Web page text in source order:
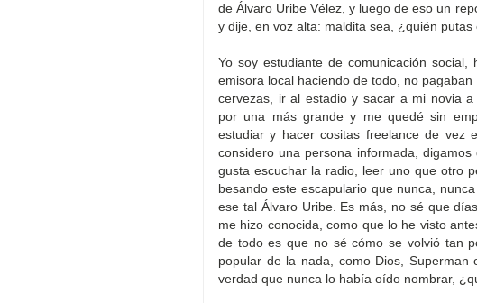
de Álvaro Uribe Vélez, y luego de eso un
y dije, en voz alta: maldita sea, ¿quién putas
Yo soy estudiante de comunicación
emisora local haciendo de todo, no
cervezas, ir al estadio y sacar a mi novia
por una más grande y me quedé sin
estudiar y hacer cositas freelance de vez
considero una persona informada,
gusta escuchar la radio, leer uno que otro
besando este escapulario que nunca,
ese tal Álvaro Uribe. Es más, no sé que
me hizo conocida, como que lo he visto
de todo es que no sé cómo se volvió tan
popular de la nada, como Dios,
verdad que nunca lo había oído nombrar,